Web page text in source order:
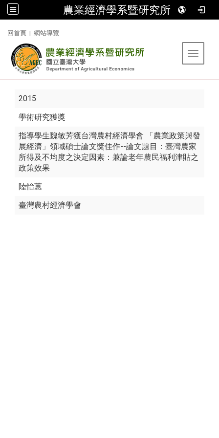
農業經濟學系暨研究所
回首頁 | 網站導覽
Toggle
2015
學術研究獲獎
指導學生魏敏芳獲台灣農村經濟學會 「農業政策與發
展經濟」領域碩士論文獎佳作--論文題目：臺灣農家
所得及不均度之決定因素：兼論老年農民福利津貼之
政策效果
陸怡蕙
臺灣農村經濟學會